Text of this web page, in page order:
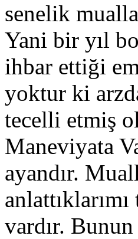
senelik
Yani bir yıl
ihbar ettiği
yoktur ki
tecelli etmiş
Maneviyata
ayandır.
vardır.